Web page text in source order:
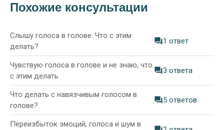
Похожие консультации
Слышу голоса в голове. Что с этим
делать?
1 ответ
Чувствую голоса в голове и не знаю, что
с этим делать
3 ответа
Что делать с навязчивым голосом в
голове?
5 ответов
Переизбыток эмоций, голоса и шум в